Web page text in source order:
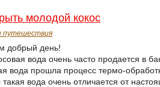
молодой кокос
путешествия
добрый день!
вода очень часто продается в
вода прошла процесс термо-
такая вода очень отличается от